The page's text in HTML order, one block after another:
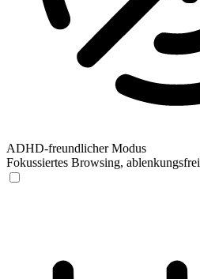
ADHD-freundlicher Modus
Fokussiertes Browsing, ablenkungsfrei